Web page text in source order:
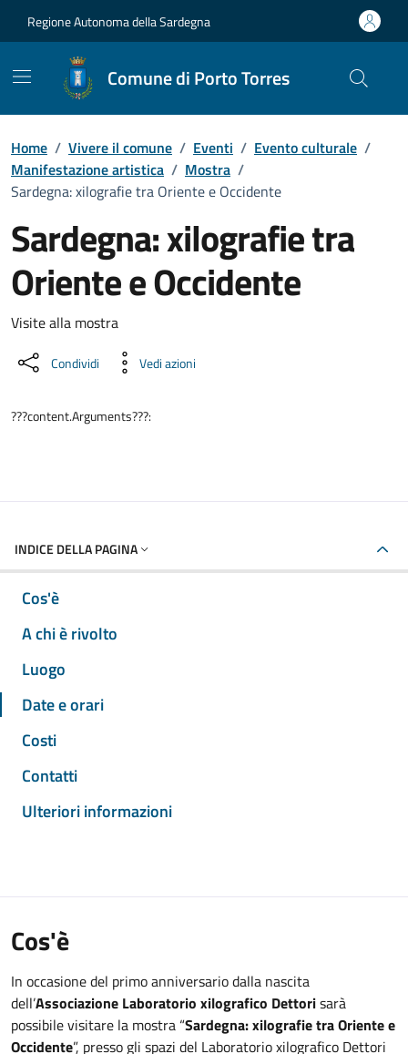
Regione Autonoma della Sardegna
Comune di Porto Torres
Home / Vivere il comune / Eventi / Evento culturale /
Manifestazione artistica / Mostra /
Sardegna: xilografie tra Oriente e Occidente
Sardegna: xilografie tra
Oriente e Occidente
Dettaglio dell'evento
Visite alla mostra
Condividi Vedi azioni
???content.Arguments???:
INDICE DELLA PAGINA
Cos'è
A chi è rivolto
Luogo
Date e orari
Costi
Contatti
Ulteriori informazioni
Cos'è
In occasione del primo anniversario dalla nascita
dell’Associazione Laboratorio xilografico Dettorisarà
possibile visitare la mostra “Sardegna: xilografie tra Oriente e
Occidente”, presso gli spazi del Laboratorio xilografico Dettori